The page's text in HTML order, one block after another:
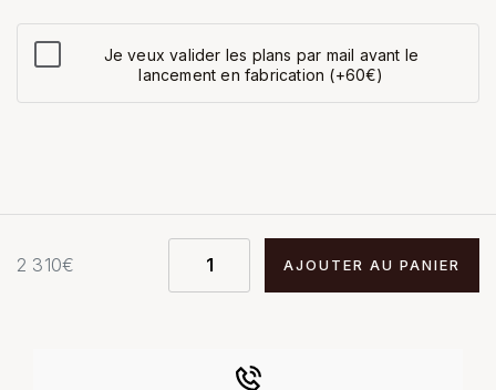
Je veux valider les plans par mail avant le
lancement en fabrication (+60€)
2 310€ AJOUTER AU PANIER